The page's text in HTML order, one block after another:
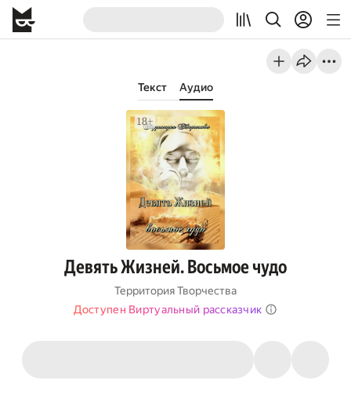
Текст Аудио
Девять Жизней. Восьмое чудо
Территория Творчества
Доступен Виртуальный рассказчик